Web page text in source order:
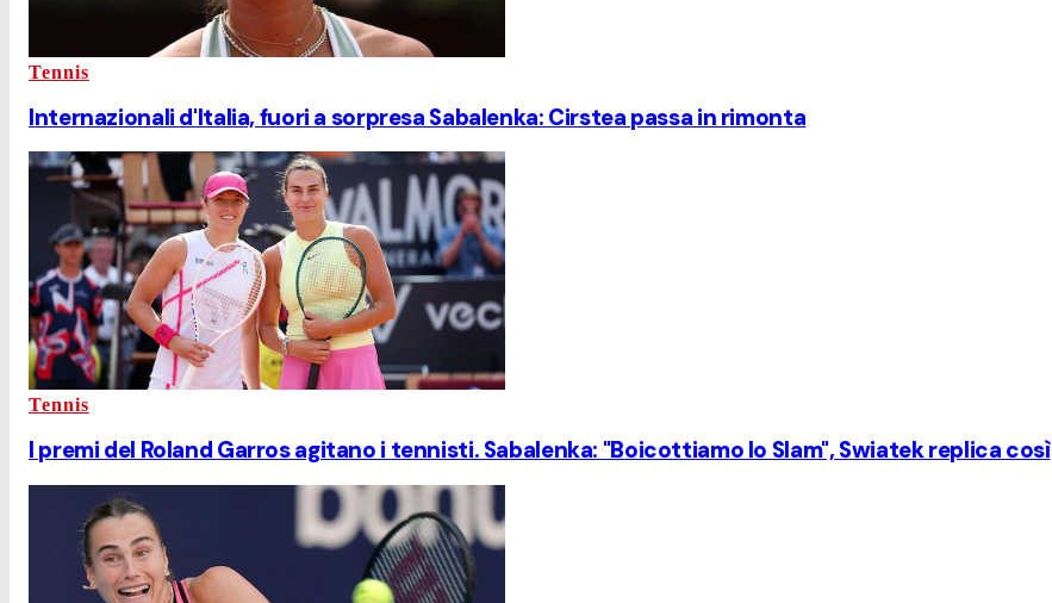
Tennis
Internazionali d'Italia, fuori a sorpresa Sabalenka: Cirstea passa in rimonta
Tennis
I premi del Roland Garros agitano i tennisti. Sabalenka: "Boicottiamo lo Slam", Swiatek replica così